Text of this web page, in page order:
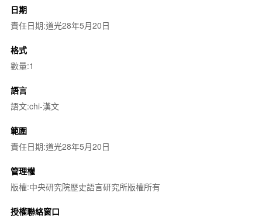
日期
責任日期:道光28年5月20日
格式
數量:1
語言
語文:chi-漢文
範圍
責任日期:道光28年5月20日
管理權
版權:中央研究院歷史語言研究所版權所有
授權聯絡窗口